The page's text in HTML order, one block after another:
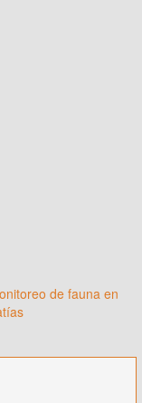
de fauna en